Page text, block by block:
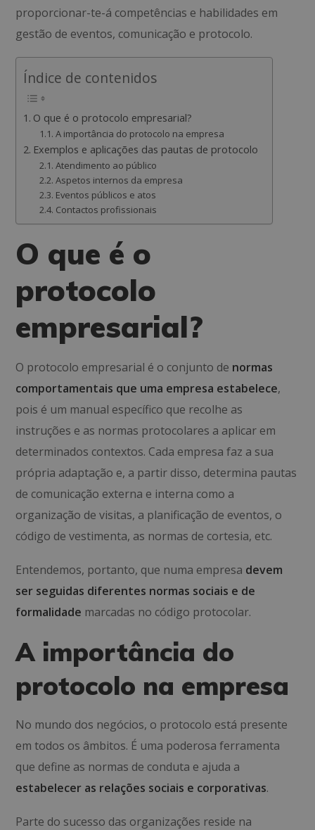
proporcionar-te-á competências e habilidades em
gestão de eventos, comunicação e protocolo.
Índice de contenidos
O que é o protocolo empresarial?
A importância do protocolo na empresa
Exemplos e aplicações das pautas de protocolo
Atendimento ao público
Aspetos internos da empresa
Eventos públicos e atos
Contactos profissionais
O que é o
protocolo
empresarial?
O protocolo empresarial é o conjunto de normas
comportamentais que uma empresa estabelece,
pois é um manual específico que recolhe as
instruções e as normas protocolares a aplicar em
determinados contextos. Cada empresa faz a sua
própria adaptação e, a partir disso, determina pautas
de comunicação externa e interna como a
organização de visitas, a planificação de eventos, o
código de vestimenta, as normas de cortesia, etc.
Entendemos, portanto, que numa empresa devem
ser seguidas diferentes normas sociais e de
formalidade marcadas no código protocolar.
A importância do
protocolo na empresa
No mundo dos negócios, o protocolo está presente
em todos os âmbitos. É uma poderosa ferramenta
que define as normas de conduta e ajuda a
estabelecer as relações sociais e corporativas.
Parte do sucesso das organizações reside na